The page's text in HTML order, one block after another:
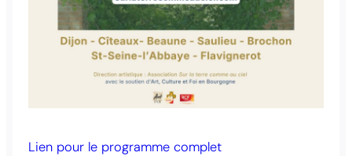
Lien pour le programme complet